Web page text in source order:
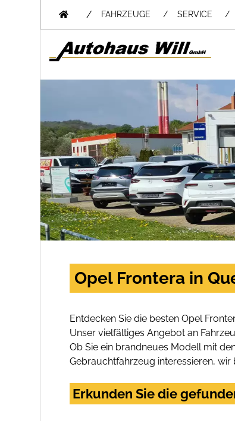
/ FAHRZEUGE SERVICE
Opel Frontera in
Entdecken Sie die besten Opel
Unser vielfältiges Angebot an
Ob Sie ein brandneues Modell mit
Gebrauchtfahrzeug interessieren, wir
Erkunden Sie die